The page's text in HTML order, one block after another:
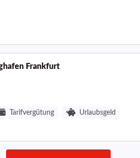
Frankfurt
Tarifvergütung Urlaubsgeld